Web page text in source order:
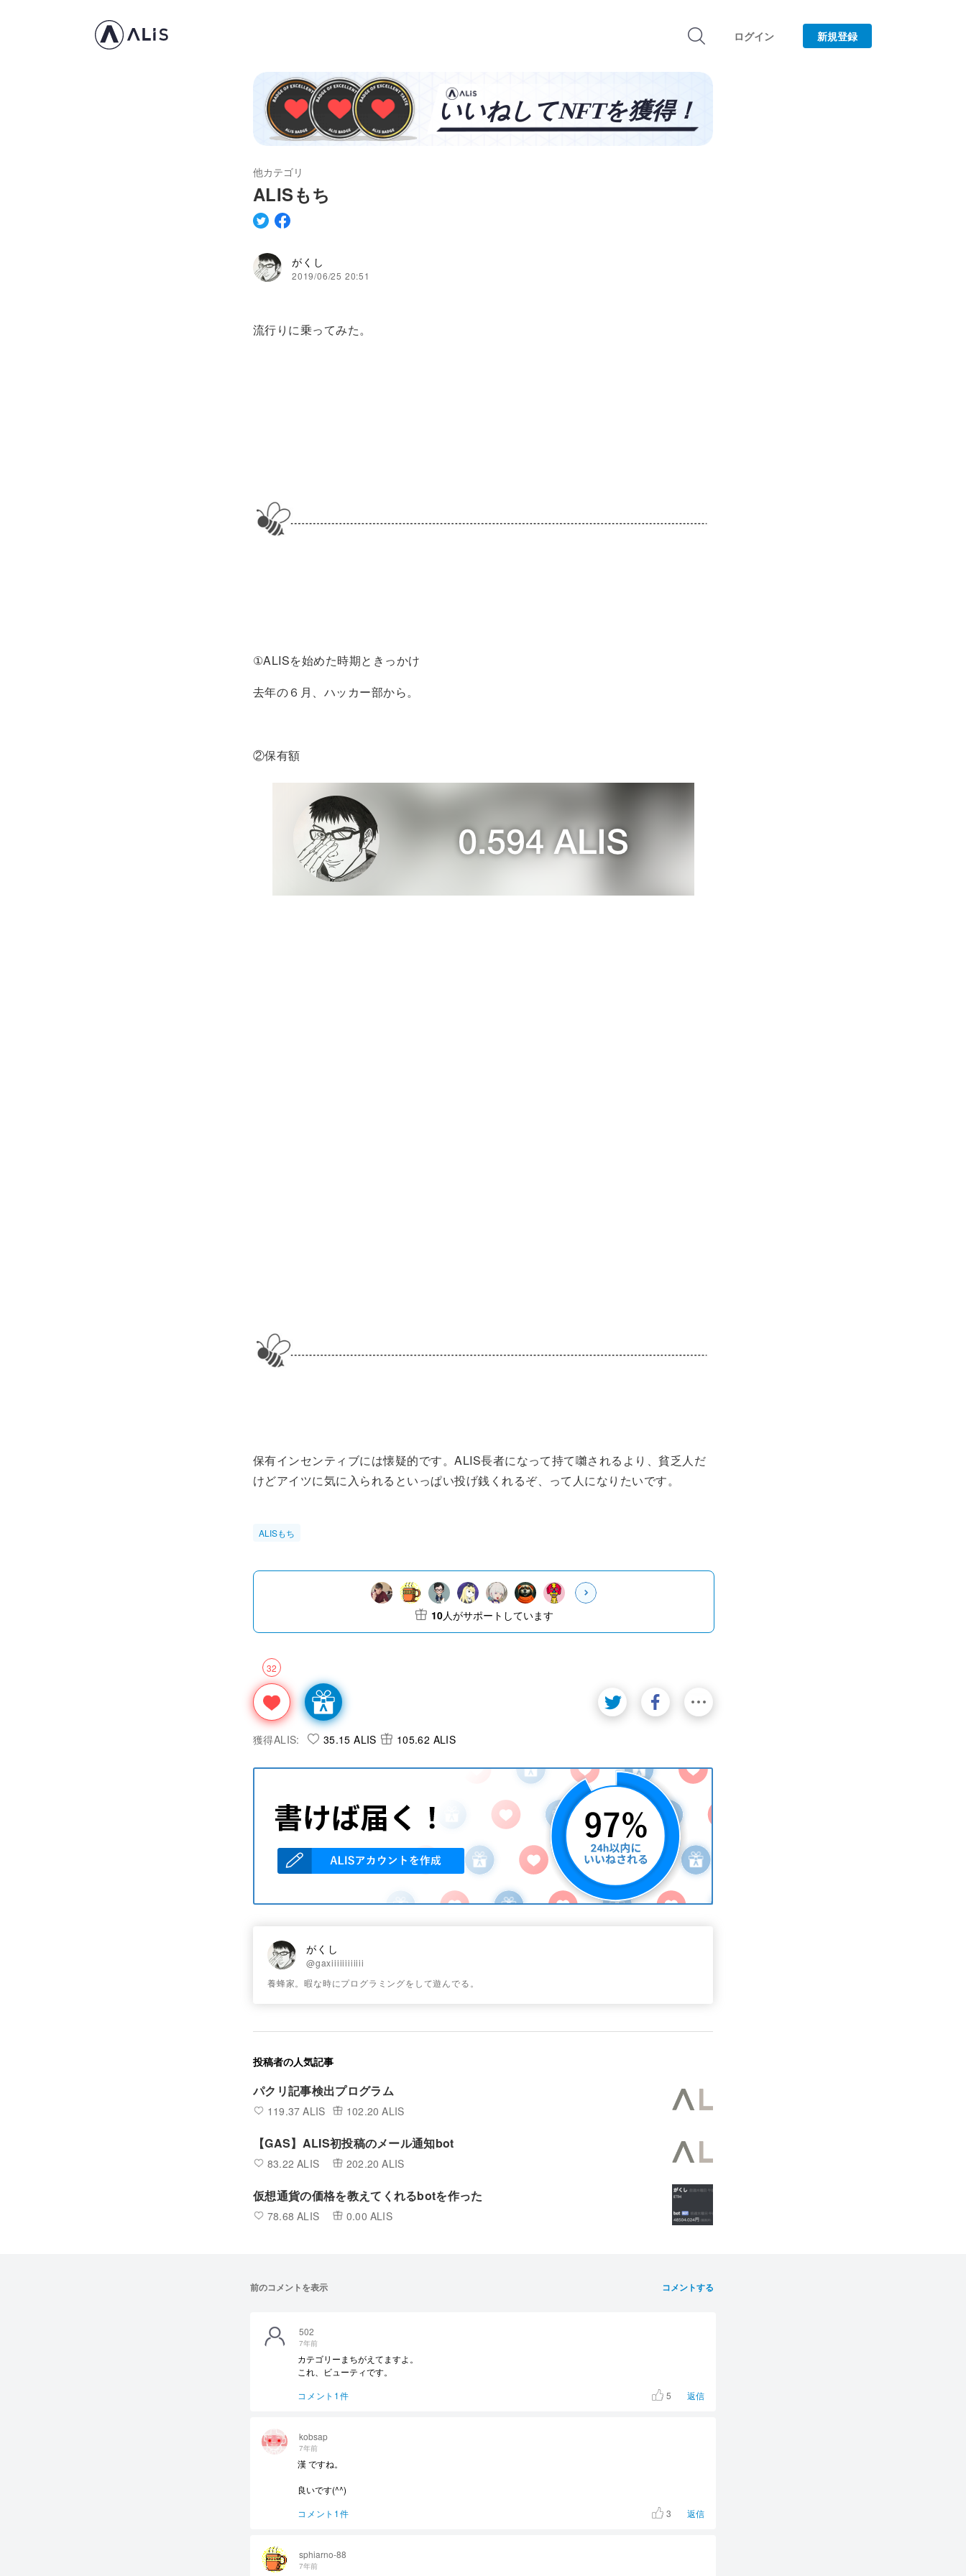
ログイン 新規登録
他カテゴリ
ALISもち
がくし
2019/06/25 20:51
流行りに乗ってみた。
①ALISを始めた時期ときっかけ
去年の６月、ハッカー部から。
②保有額
保有インセンティブには懐疑的です。ALIS長者になって持て囃されるより、貧乏人だ
けどアイツに気に入られるといっぱい投げ銭くれるぞ、って人になりたいです。
ALISもち
32
10人がサポートしています
獲得ALIS: 35.15 ALIS 105.62 ALIS
がくし
@gaxiiiiiiiiiiii
養蜂家。暇な時にプログラミングをして遊んでる。
投稿者の人気記事
パクリ記事検出プログラム
119.37 ALIS 102.20 ALIS
【GAS】ALIS初投稿のメール通知bot
83.22 ALIS 202.20 ALIS
仮想通貨の価格を教えてくれるbotを作った
78.68 ALIS 0.00 ALIS
コメントする
前のコメントを表示
sphiarno-88
7年前
kobsap
7年前
漢 ですね。
良いです(^^)
コメント1件
3 返信
502
7年前
カテゴリーまちがえてますよ。
これ、ビューティです。
コメント1件
5 返信